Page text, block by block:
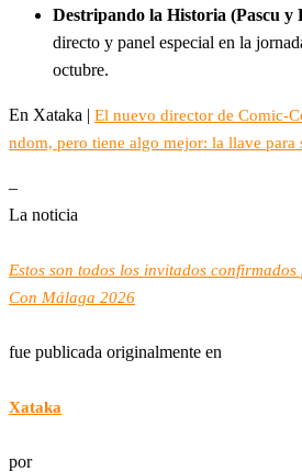
Destripando la Historia (Pascu y
directo y panel especial en la
octubre.
En Xataka | El nuevo director de Comic-
ndom, pero tiene algo mejor: la llave para
–
La noticia
Estos son todos los invitados
Con Málaga 2026
fue publicada originalmente en
Xataka
por